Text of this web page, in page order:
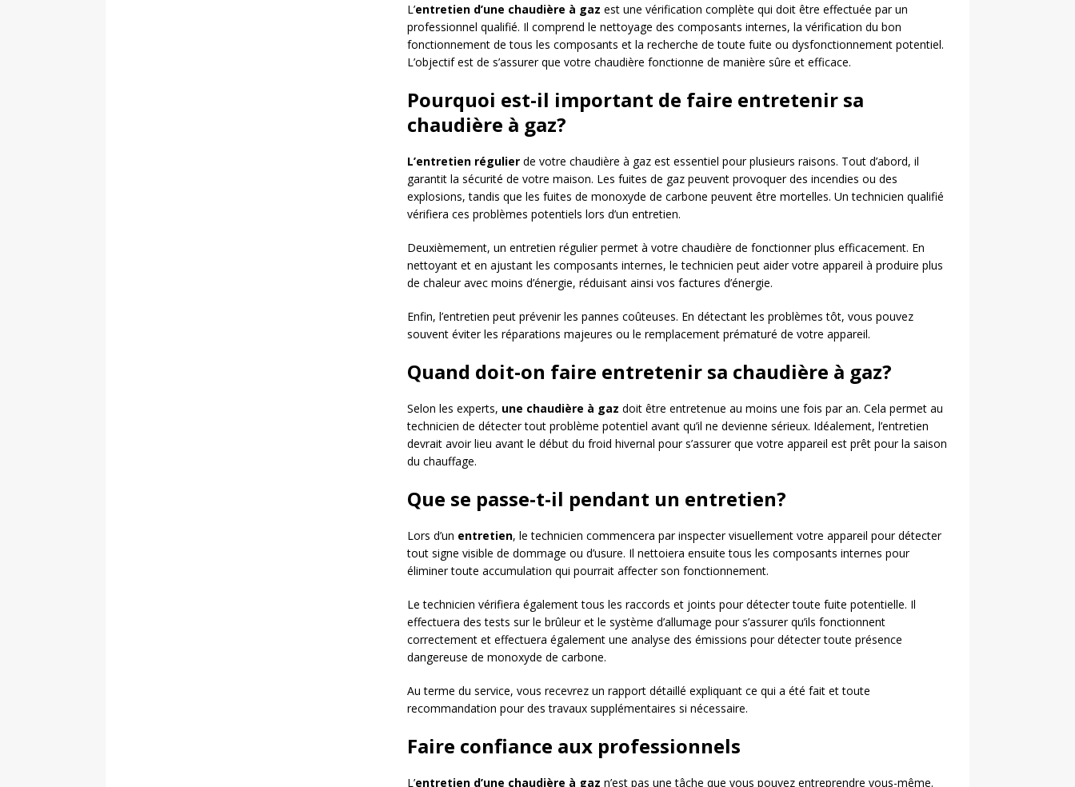
L’entretien d’une chaudière à gaz est une vérification complète qui doit être effectuée par un
professionnel qualifié. Il comprend le nettoyage des composants internes, la vérification du bon
fonctionnement de tous les composants et la recherche de toute fuite ou dysfonctionnement potentiel.
L’objectif est de s’assurer que votre chaudière fonctionne de manière sûre et efficace.
Pourquoi est-il important de faire entretenir sa
chaudière à gaz?
L’entretien régulierde votre chaudière à gaz est essentiel pour plusieurs raisons. Tout d’abord, il
garantit la sécurité de votre maison. Les fuites de gaz peuvent provoquer des incendies ou des
explosions, tandis que les fuites de monoxyde de carbone peuvent être mortelles. Un technicien qualifié
vérifiera ces problèmes potentiels lors d’un entretien.
Deuxièmement, un entretien régulier permet à votre chaudière de fonctionner plus efficacement. En
nettoyant et en ajustant les composants internes, le technicien peut aider votre appareil à produire plus
de chaleur avec moins d’énergie, réduisant ainsi vos factures d’énergie.
Enfin, l’entretien peut prévenir les pannes coûteuses. En détectant les problèmes tôt, vous pouvez
souvent éviter les réparations majeures ou le remplacement prématuré de votre appareil.
Quand doit-on faire entretenir sa chaudière à gaz?
Selon les experts, une chaudière à gaz doit être entretenue au moins une fois par an. Cela permet au
technicien de détecter tout problème potentiel avant qu’il ne devienne sérieux. Idéalement, l’entretien
devrait avoir lieu avant le début du froid hivernal pour s’assurer que votre appareil est prêt pour la saison
du chauffage.
Que se passe-t-il pendant un entretien?
Lors d’un entretien, le technicien commencera par inspecter visuellement votre appareil pour détecter
tout signe visible de dommage ou d’usure. Il nettoiera ensuite tous les composants internes pour
éliminer toute accumulation qui pourrait affecter son fonctionnement.
Le technicien vérifiera également tous les raccords et joints pour détecter toute fuite potentielle. Il
effectuera des tests sur le brûleur et le système d’allumage pour s’assurer qu’ils fonctionnent
correctement et effectuera également une analyse des émissions pour détecter toute présence
dangereuse de monoxyde de carbone.
Au terme du service, vous recevrez un rapport détaillé expliquant ce qui a été fait et toute
recommandation pour des travaux supplémentaires si nécessaire.
Faire confiance aux professionnels
L’entretien d’une chaudière à gaz n’est pas une tâche que vous pouvez entreprendre vous-même.